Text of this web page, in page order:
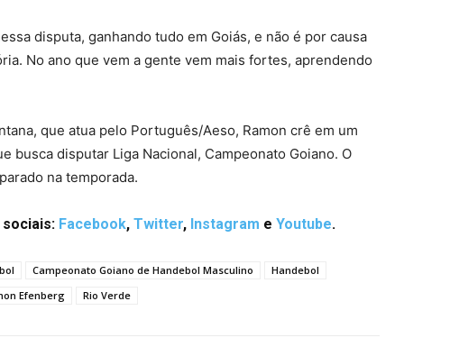
disputa, ganhando tudo em Goiás, e não é por causa
No ano que vem a gente vem mais fortes, aprendendo
que atua pelo Português/Aeso, Ramon crê em um
busca disputar Liga Nacional, Campeonato Goiano. O
na temporada.
Facebook, Twitter, Instagram e Youtube.
Campeonato Goiano de Handebol Masculino
Handebol
Efenberg Rio Verde